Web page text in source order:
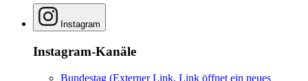
Instagram
Instagram-Kanäle
Bundestag (Externer Link, Link öffnet ein neues